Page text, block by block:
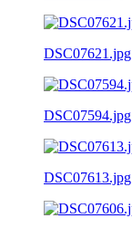
DSC07621.jpg
DSC07594.jpg
DSC07613.jpg